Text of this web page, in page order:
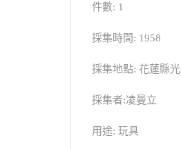
件數: 1
採集時間: 1958
採集地點: 花蓮縣
採集者:凌曼立
用途: 玩具